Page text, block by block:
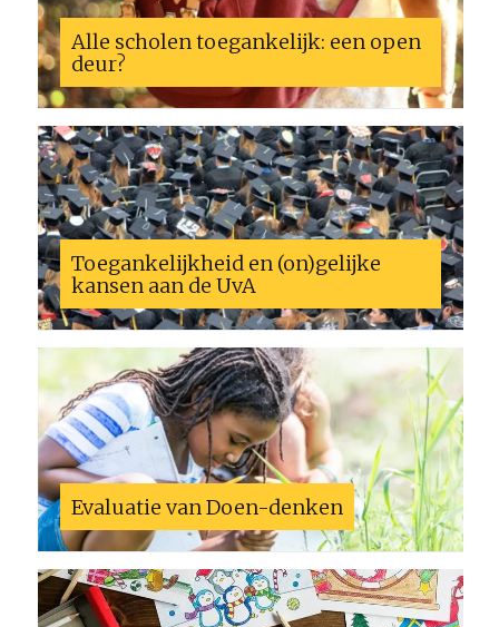
Alle scholen toegankelijk: een open
deur?
Toegankelijkheid en (on)gelijke
kansen aan de UvA
Evaluatie van Doen-denken